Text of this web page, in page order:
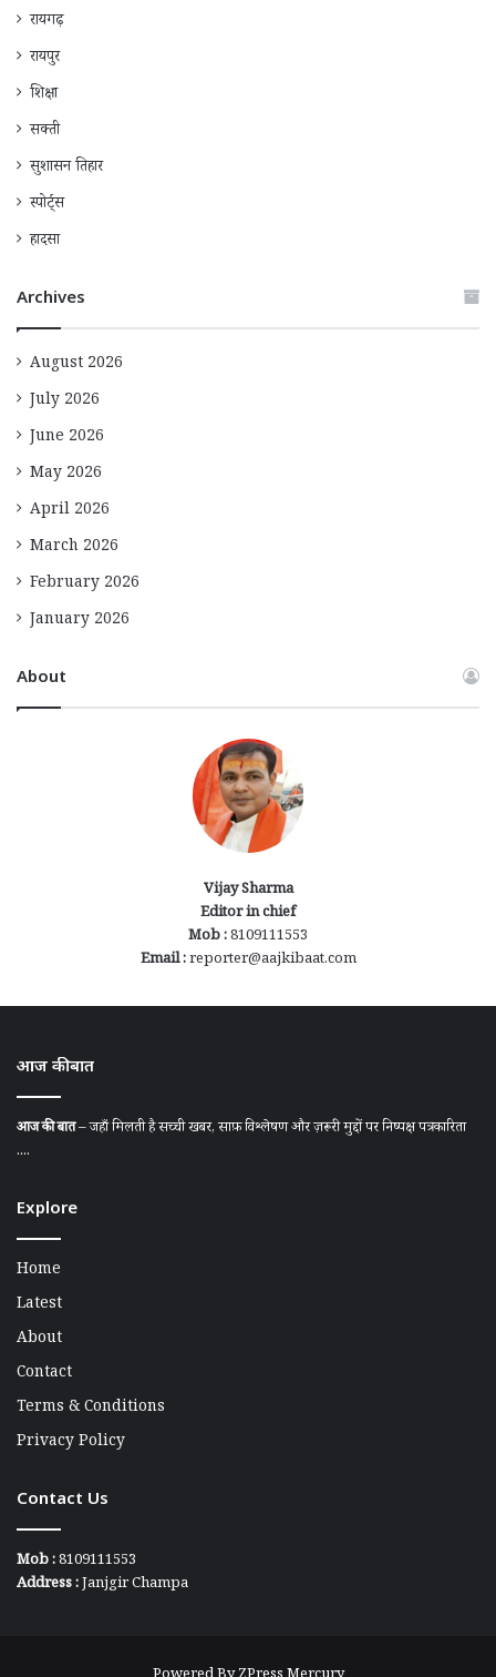
रायगढ़
रायपुर
शिक्षा
सक्ती
सुशासन तिहार
स्पोर्ट्स
हादसा
Archives
August 2026
July 2026
June 2026
May 2026
April 2026
March 2026
February 2026
January 2026
About
Vijay Sharma
Editor in chief
Mob :8109111553
Email :reporter@aajkibaat.com
आज की बात
आज की बात– जहाँ मिलती है सच्ची खबर, साफ़ विश्लेषण और ज़रूरी मुद्दों पर निष्पक्ष पत्रकारिता
....
Explore
Home
Latest
About
Contact
Terms & Conditions
Privacy Policy
Contact Us
Mob :8109111553
Address :Janjgir Champa